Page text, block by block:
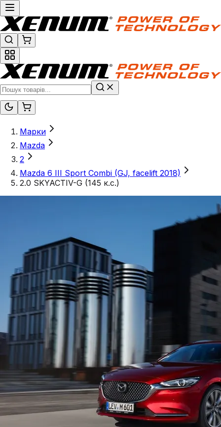
Марки
Mazda
2
Mazda 6 III Sport Combi (GJ, facelift 2018)
2.0 SKYACTIV-G (145 к.с.)